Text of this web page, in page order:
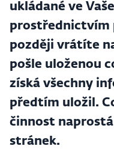
ukládané ve
prostřednictvím
později vrátíte
pošle uloženou
získá všechny
předtím uložil.
činnost
stránek.